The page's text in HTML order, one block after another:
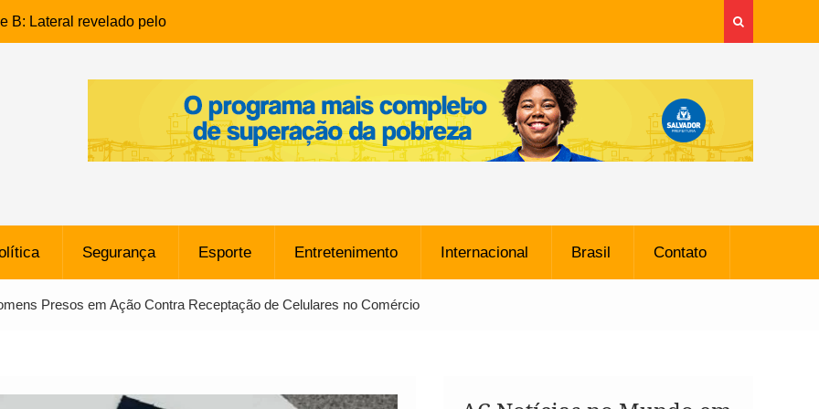
B: Lateral revelado pelo
do Novorizontino de
policial na Bahia prende 14
ligada a ‘Zói de Gato’, do
Freitas: Homem é
bairro Caji
Criminal: Influenciadora
Dívida de R$ 80 Milhões
Segurança Esporte Entretenimento Internacional Brasil Contato
Presos em Ação Contra Receptação de Celulares no Comércio